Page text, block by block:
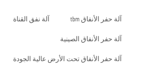
آلة حفر الأنفاق tbm آلة نفق القناة
آلة حفر الأنفاق الصينية
آلة حفر الأنفاق تحت الأرض عالية الجودة